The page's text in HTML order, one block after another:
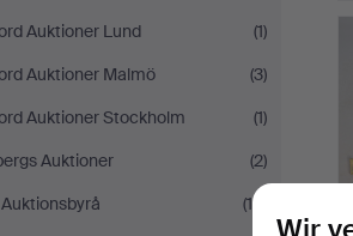
Auktioner Lund
(1)
Auktioner Malmö
(3)
Auktioner Stockholm
(1)
Auktioner
(2)
(10)